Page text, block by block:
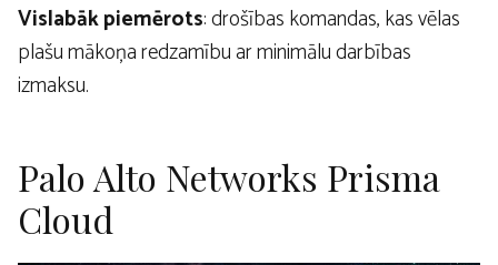
Vislabāk piemērots: drošības komandas, kas vēlas
plašu mākoņa redzamību ar minimālu darbības
izmaksu.
Palo Alto Networks Prisma
Cloud